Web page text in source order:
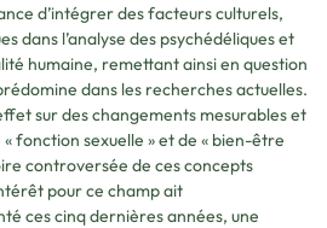
d’intégrer des facteurs culturels,
dans l’analyse des psychédéliques et
humaine, remettant ainsi en question
dans les recherches actuelles.
sur des changements mesurables et
fonction sexuelle » et de « bien-être
controversée de ces concepts
pour ce champ ait
ces cinq dernières années, une